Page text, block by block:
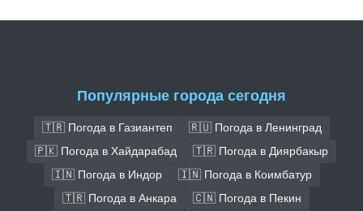
Популярные города сегодня
🇹🇷 Погода в Газиантеп
🇷🇺 Погода в Ленинград
🇵🇰 Погода в Хайдарабад
🇹🇷 Погода в Диярбакыр
🇮🇳 Погода в Индор
🇮🇳 Погода в Коимбатур
🇹🇷 Погода в Анкара
🇨🇳 Погода в Пекин